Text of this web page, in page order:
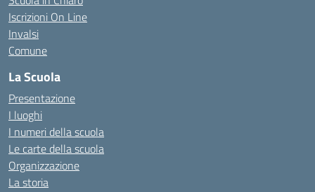
Iscrizioni On Line
Invalsi
Comune
La Scuola
Presentazione
I luoghi
I numeri della scuola
Le carte della scuola
Organizzazione
La storia